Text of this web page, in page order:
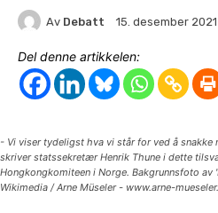
Av Debatt 15. desember 2021
Del denne artikkelen:
- Vi viser tydeligst hva vi står for ved å snakke
skriver statssekretær Henrik Thune i dette
Hongkongkomiteen i Norge. Bakgrunnsfoto av
Wikimedia / Arne Müseler - www.arne-